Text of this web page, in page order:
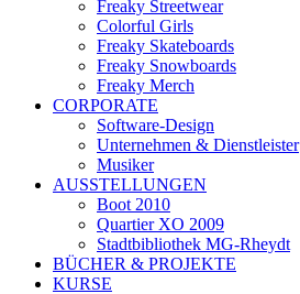
Freaky Streetwear
Colorful Girls
Freaky Skateboards
Freaky Snowboards
Freaky Merch
CORPORATE
Software-Design
Unternehmen & Dienstleister
Musiker
AUSSTELLUNGEN
Boot 2010
Quartier XO 2009
Stadtbibliothek MG-Rheydt
BÜCHER & PROJEKTE
KURSE